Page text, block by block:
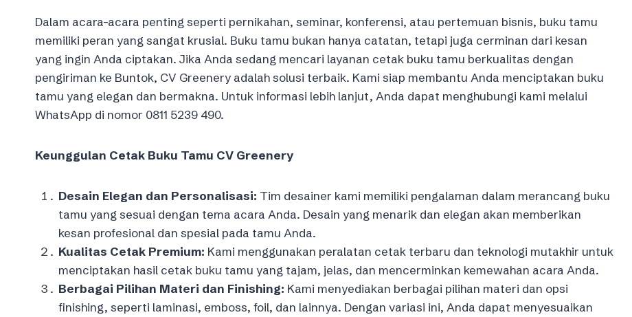
Dalam acara-acara penting seperti pernikahan, seminar, konferensi, atau pertemuan bisnis, buku tamu
memiliki peran yang sangat krusial. Buku tamu bukan hanya catatan, tetapi juga cerminan dari kesan
yang ingin Anda ciptakan. Jika Anda sedang mencari layanan cetak buku tamu berkualitas dengan
pengiriman ke Buntok, CV Greenery adalah solusi terbaik. Kami siap membantu Anda menciptakan buku
tamu yang elegan dan bermakna. Untuk informasi lebih lanjut, Anda dapat menghubungi kami melalui
WhatsApp di nomor 0811 5239 490.
Keunggulan Cetak Buku Tamu CV Greenery
Desain Elegan dan Personalisasi: Tim desainer kami memiliki pengalaman dalam merancang buku
tamu yang sesuai dengan tema acara Anda. Desain yang menarik dan elegan akan memberikan
kesan profesional dan spesial pada tamu Anda.
Kualitas Cetak Premium: Kami menggunakan peralatan cetak terbaru dan teknologi mutakhir untuk
menciptakan hasil cetak buku tamu yang tajam, jelas, dan mencerminkan kemewahan acara Anda.
Berbagai Pilihan Materi dan Finishing: Kami menyediakan berbagai pilihan materi dan opsi
finishing, seperti laminasi, emboss, foil, dan lainnya. Dengan variasi ini, Anda dapat menyesuaikan